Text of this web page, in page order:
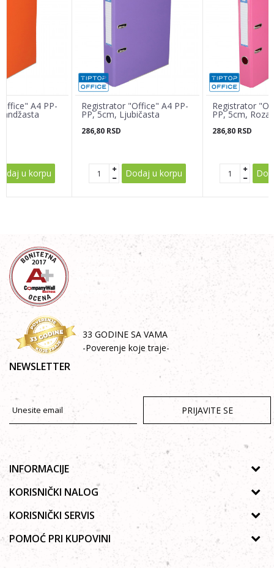
Email adresa
Poruka
POŠALJI
A4 PP-
u korpu
Registrator "Office" A4 PP-
PP, 5cm, Ljubičasta
286,80 RSD
Dodaj u korpu
Registrator
PP, 5cm, Roza
286,80 RSD
33 GODINE SA VAMA
-Poverenje koje traje-
NEWSLETTER
PRIJAVITE SE
INFORMACIJE
O nama
Galerija
Saradnja
KORISNIČKI NALOG
Uputsvo za registraciju
Zaboravljena lozinka
Moja korpa
KORISNIČKI SERVIS
Politika privatnosti
Autorska prava
POMOĆ PRI KUPOVINI
Kako kupiti Online